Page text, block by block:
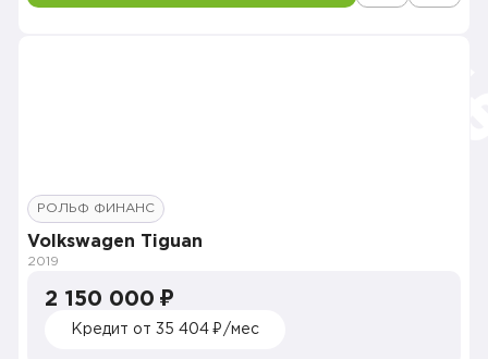
РОЛЬФ ФИНАНС
Volkswagen Tiguan
2019
2 150 000 ₽
Кредит от 35 404 ₽/мес